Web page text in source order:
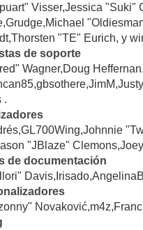
Visser,Jessica
"TE" Eurich, y
de soporte
Wagner,Doug
.
"JBlaze"
de documentación